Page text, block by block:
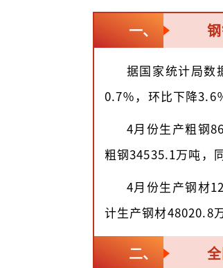
一、
据国家统计局数
0.7％，环比下降3.6
4月份生产粗钢
粗钢34535.1万吨，
4月份生产钢材
计生产钢材48020.8
二、